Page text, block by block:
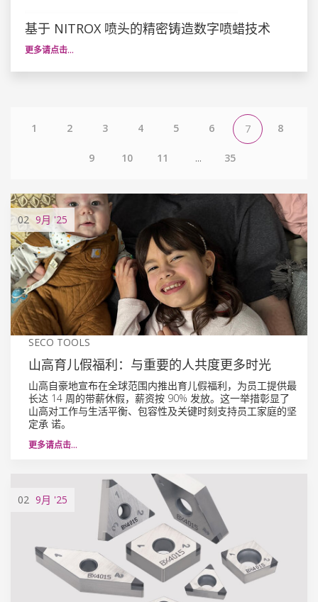
基于 NITROX 喷头的精密铸造数字喷蜡技术
更多请点击…
1 2 3 4 5 6 7 8
9 10 11 ... 35
02 9月'25
SECO TOOLS
山高育儿假福利：与重要的人共度更多时光
山高自豪地宣布在全球范围内推出育儿假福利，为员工提供最
长达 14 周的带薪休假，薪资按 90% 发放。这一举措彰显了
山高对工作与生活平衡、包容性及关键时刻支持员工家庭的坚
定承 诺。
更多请点击…
02 9月 '25